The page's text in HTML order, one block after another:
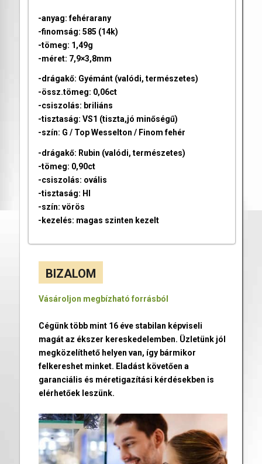
-anyag: fehérarany
-finomság: 585 (14k)
-tömeg: 1,49g
-méret: 7,9×3,8mm
-drágakő: Gyémánt (valódi, természetes)
-össz.tömeg: 0,06ct
-csiszolás: briliáns
-tisztaság: VS1 (tiszta,jó minőségű)
-szín: G / Top Wesselton / Finom fehér
-drágakő: Rubin (valódi, természetes)
-tömeg: 0,90ct
-csiszolás: ovális
-tisztaság: HI
-szín: vörös
-kezelés: magas szinten kezelt
BIZALOM
Vásároljon megbízható forrásból
Cégünk több mint 16 éve stabilan képviseli
magát az ékszer kereskedelemben. Üzletünk jól
megközelíthető helyen van, így bármikor
felkereshet minket. Eladást követően a
garanciális és méretigazítási kérdésekben is
elérhetőek leszünk.